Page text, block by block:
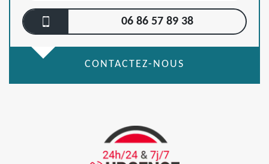
06 86 57 89 38
CONTACTEZ-NOUS